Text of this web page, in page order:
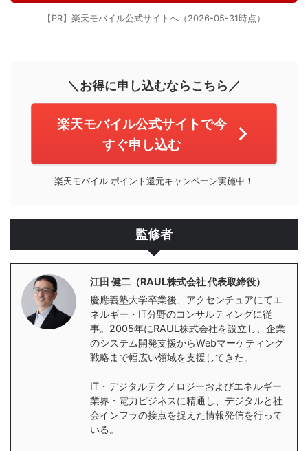
【PR】楽天モバイル公式サイトへ（2026-05-31時点）
＼お得に申し込むならこちら／
楽天モバイル公式サイトで今
すぐ申し込む
楽天モバイル ポイント還元キャンペーン実施中！
監修者
江田 健二（RAUL株式会社 代表取締役）
慶應義塾大学卒業後、アクセンチュアにてエ
ネルギー・IT分野のコンサルティングに従
事。2005年にRAUL株式会社を設立し、企業
のシステム開発支援からWebマーケティング
戦略まで幅広い領域を支援してきた。
IT・デジタルテクノロジーおよびエネルギー
業界・電力ビジネスに精通し、デジタルと社
会インフラの接点を捉えた情報発信を行って
いる。